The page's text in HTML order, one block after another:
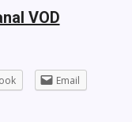
VOD
Email